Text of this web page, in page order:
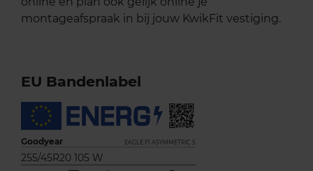
montageafspraak in bij jouw KwikFit vestiging.
EU Bandenlabel
Goodyear EAGLE F1 ASYMMETRIC 5
255/45R20 105 W